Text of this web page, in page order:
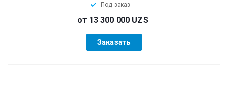
Под заказ
от 13 300 000 UZS
Заказать